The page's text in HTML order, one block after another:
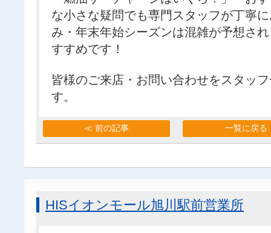
な小さな疑問でも専門スタッフが丁寧
み・年末年始シーズンは混雑が予想さ
すすめです！
皆様のご来店・お問い合わせをスタッ
す。
≪ 前の記事 一覧に戻る
HISイオンモール旭川駅前営業所